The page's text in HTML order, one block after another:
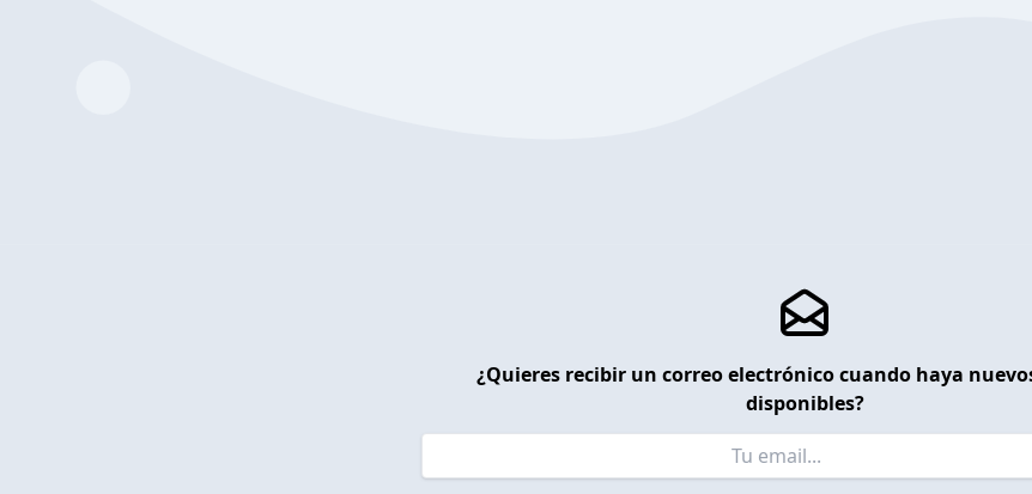
¿Quieres recibir un correo electrónico cuando haya
disponibles?